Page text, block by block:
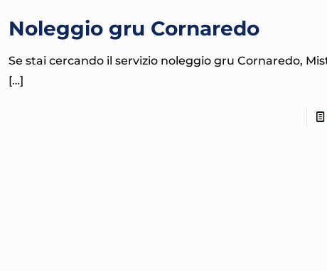
Noleggio gru Cornaredo
Se stai cercando il servizio noleggio gru Cornaredo,
[…]